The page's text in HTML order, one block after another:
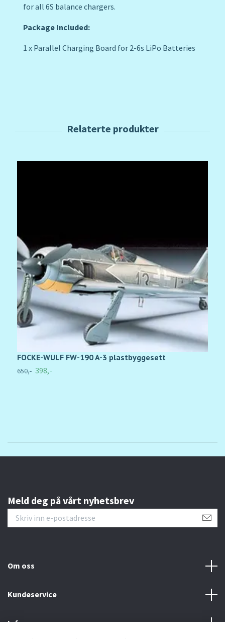
for all 6S balance chargers.
Package Included:
1 x Parallel Charging Board for 2-6s LiPo Batteries
FOCKE-WULF FW-190 A-3 plastbyggesett
650,- 398,-
Meld deg på vårt nyhetsbrev
Om oss
Kundeservice
Info